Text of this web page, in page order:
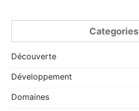
Categories
Découverte
Développement
Domaines